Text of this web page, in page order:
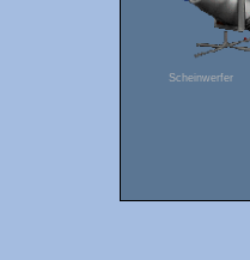
Scheinwerfer